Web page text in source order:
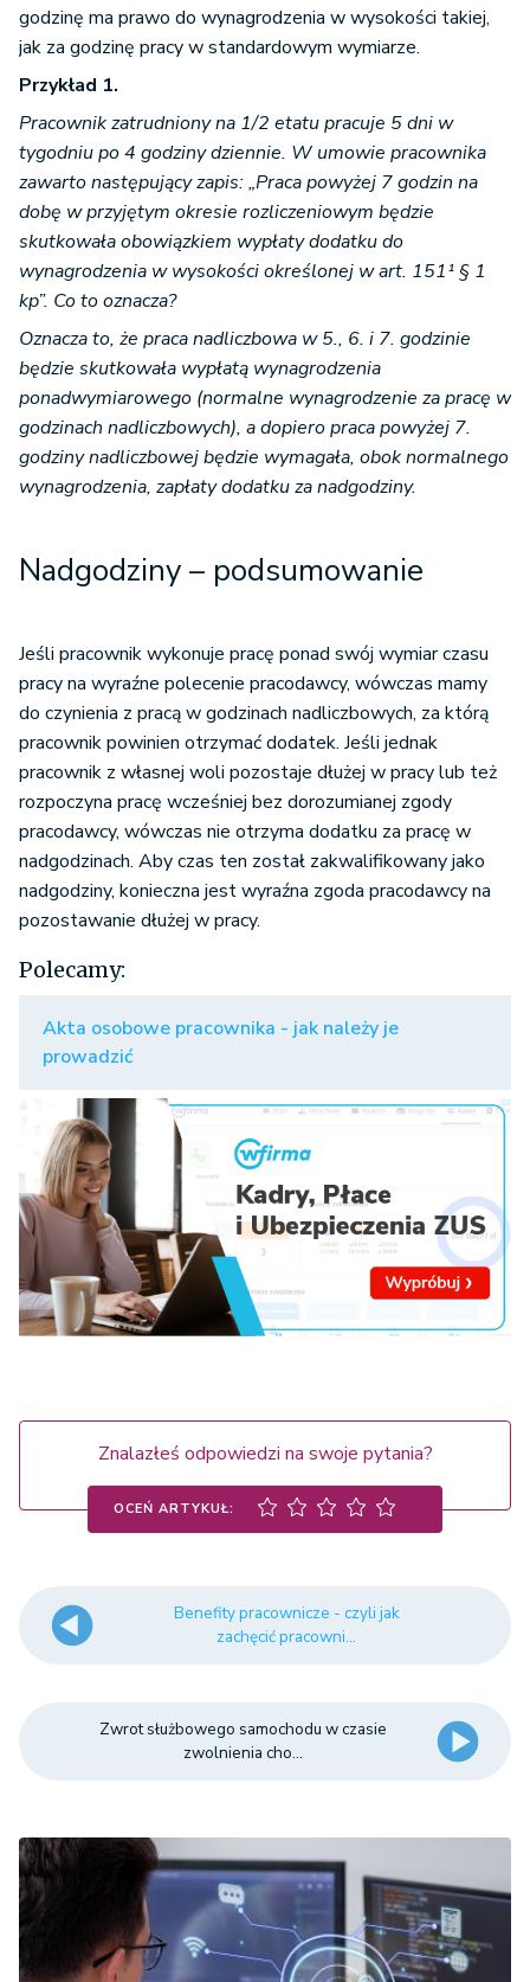
godzinę ma prawo do wynagrodzenia w wysokości takiej,
jak za godzinę pracy w standardowym wymiarze.
Przykład 1.
Pracownik zatrudniony na 1/2 etatu pracuje 5 dni w
tygodniu po 4 godziny dziennie. W umowie pracownika
zawarto następujący zapis: „Praca powyżej 7 godzin na
dobę w przyjętym okresie rozliczeniowym będzie
skutkowała obowiązkiem wypłaty dodatku do
wynagrodzenia w wysokości określonej w art. 151¹ § 1
kp”. Co to oznacza?
Oznacza to, że praca nadliczbowa w 5., 6. i 7. godzinie
będzie skutkowała wypłatą wynagrodzenia
ponadwymiarowego (normalne wynagrodzenie za pracę w
godzinach nadliczbowych), a dopiero praca powyżej 7.
godziny nadliczbowej będzie wymagała, obok normalnego
wynagrodzenia, zapłaty dodatku za nadgodziny.
Nadgodziny – podsumowanie
Jeśli pracownik wykonuje pracę ponad swój wymiar czasu
pracy na wyraźne polecenie pracodawcy, wówczas mamy
do czynienia z pracą w godzinach nadliczbowych, za którą
pracownik powinien otrzymać dodatek. Jeśli jednak
pracownik z własnej woli pozostaje dłużej w pracy lub też
rozpoczyna pracę wcześniej bez dorozumianej zgody
pracodawcy, wówczas nie otrzyma dodatku za pracę w
nadgodzinach. Aby czas ten został zakwalifikowany jako
nadgodziny, konieczna jest wyraźna zgoda pracodawcy na
pozostawanie dłużej w pracy.
Polecamy:
Akta osobowe pracownika - jak należy je
prowadzić
Znalazłeś odpowiedzi na swoje pytania?
OCEŃ ARTYKUŁ:
Benefity pracownicze - czyli jak
zachęcić pracowni...
Zwrot służbowego samochodu w czasie
zwolnienia cho...